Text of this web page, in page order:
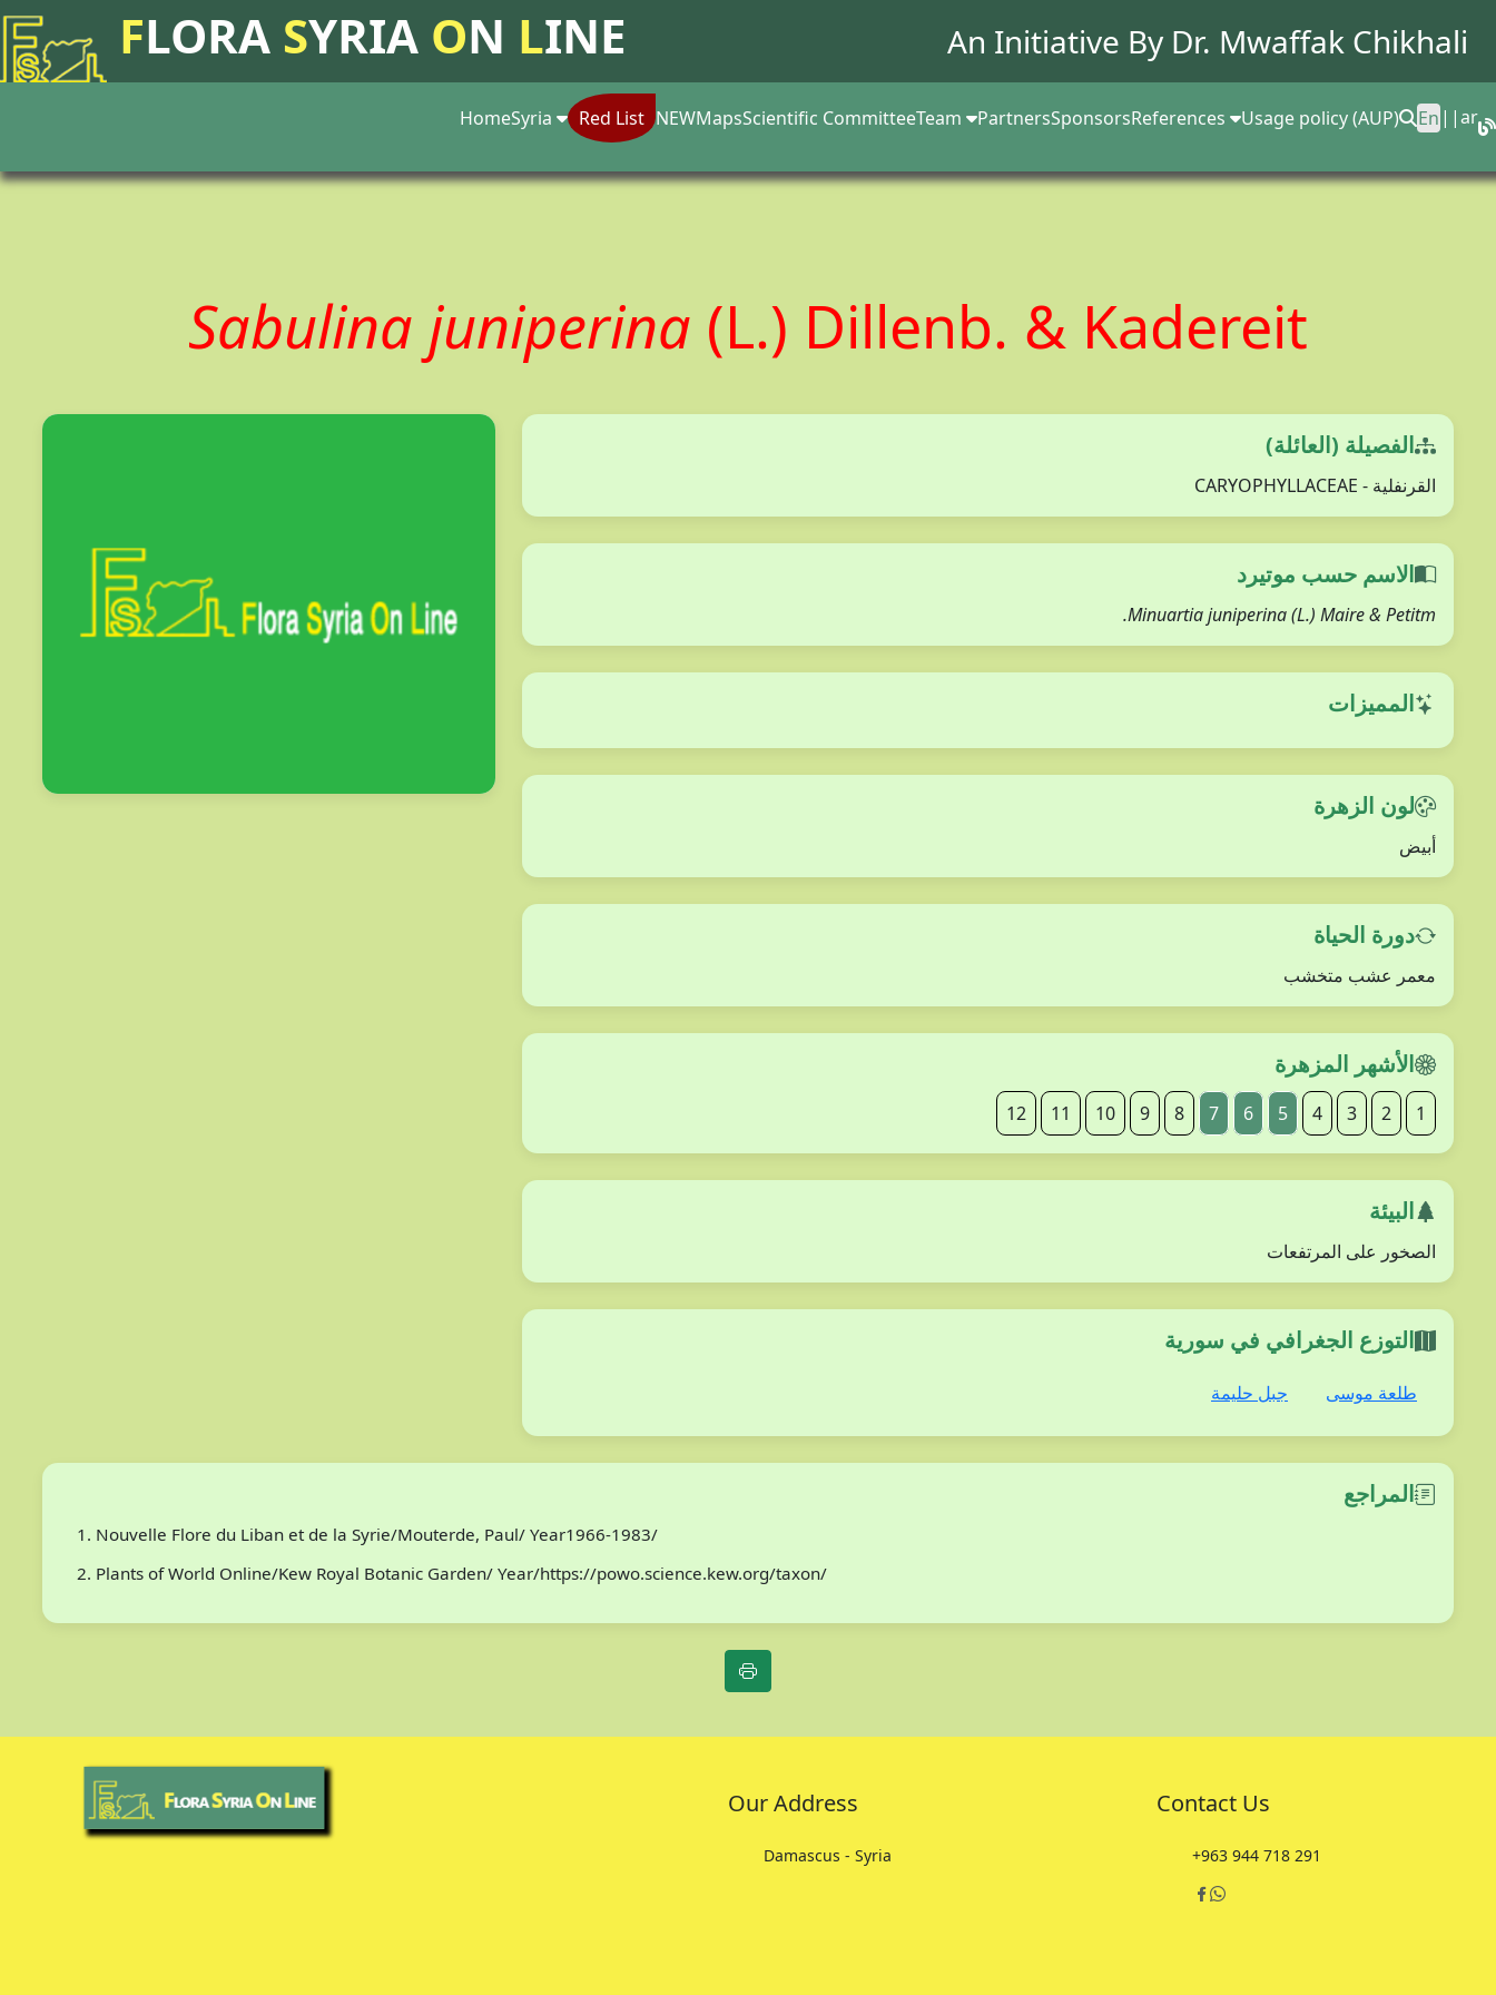
FLORA SYRIA ON LINE An Initiative By Dr. Mwaffak Chikhali
HomeSyria Red List NEWMapsScientific CommitteeTeam PartnersSponsorsReferences Usage policy (AUP) En ||ar
Sabulina juniperina (L.) Dillenb. & Kadereit
الفصيلة (العائلة)
القرنفلية - CARYOPHYLLACEAE
الاسم حسب موتيرد
Minuartia juniperina (L.) Maire & Petitm.
المميزات
لون الزهرة
أبيض
دورة الحياة
معمر عشب متخشب
الأشهر المزهرة
1
2
3
4
5
6
7
8
9
10
11
12
البيئة
الصخور على المرتفعات
التوزع الجغرافي في سورية
طلعة موسى جبل حليمة
المراجع
Nouvelle Flore du Liban et de la Syrie/Mouterde, Paul/ Year1966-1983/
Plants of World Online/Kew Royal Botanic Garden/ Year/https://powo.science.kew.org/taxon/
Our Address
Damascus - Syria
Contact Us
+963 944 718 291